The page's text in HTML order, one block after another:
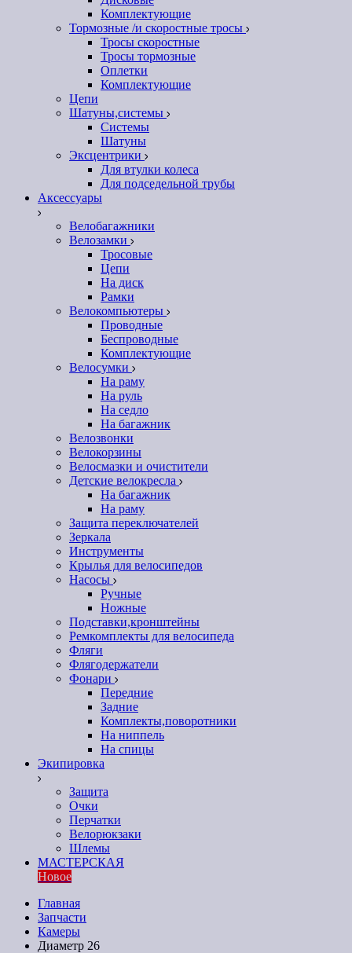
Комплектующие
Тормозные /и скоростные тросы
Тросы скоростные
Тросы тормозные
Оплетки
Комплектующие
Цепи
Шатуны,системы
Системы
Шатуны
Эксцентрики
Для втулки колеса
Для подседельной трубы
Аксессуары
Велобагажники
Велозамки
Тросовые
Цепи
На диск
Рамки
Велокомпьютеры
Проводные
Беспроводные
Комплектующие
Велосумки
На раму
На руль
На седло
На багажник
Велозвонки
Велокорзины
Велосмазки и очистители
Детские велокресла
На багажник
На раму
Защита переключателей
Зеркала
Инструменты
Крылья для велосипедов
Насосы
Ручные
Ножные
Подставки,кронштейны
Ремкомплекты для велосипеда
Фляги
Флягодержатели
Фонари
Передние
Задние
Комплекты,поворотники
На ниппель
На спицы
Экипировка
Защита
Очки
Перчатки
Велорюкзаки
Шлемы
МАСТЕРСКАЯ
Новое
Главная
Запчасти
Камеры
Диаметр 26